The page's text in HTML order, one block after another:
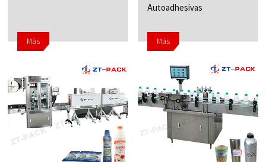
Más
Autoadhesivas
Más